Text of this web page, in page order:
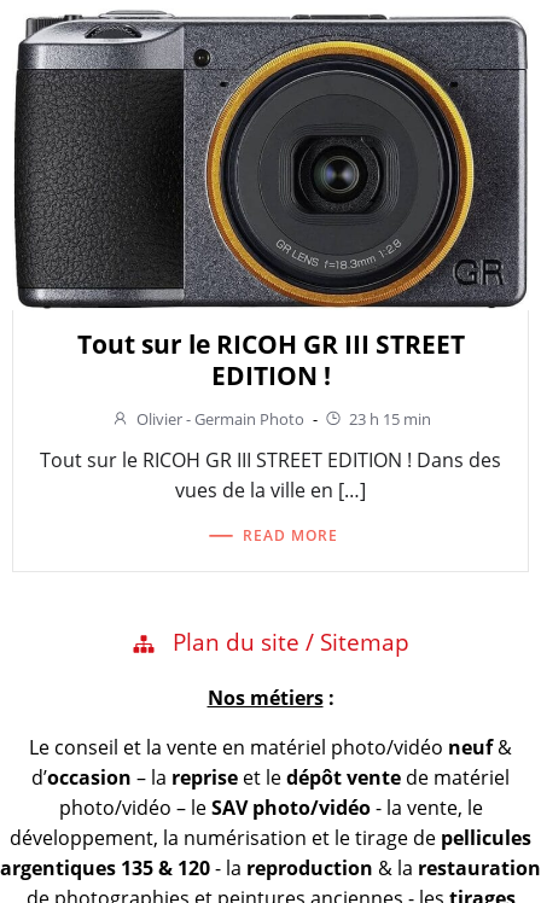
Tout sur le RICOH GR III STREET
EDITION !
Olivier - Germain Photo - 23 h 15 min
Tout sur le RICOH GR III STREET EDITION ! Dans des
vues de la ville en […]
READ MORE
Plan du site / Sitemap
Nos métiers:
Le conseil et la vente en matériel photo/vidéo neuf&
d’occasion – la reprise et ledépôt vente de matériel
photo/vidéo – leSAV photo/vidéo- la vente, le
développement, la numérisation et le tirage de pellicules
argentiques 135 & 120- la reproduction & la restauration